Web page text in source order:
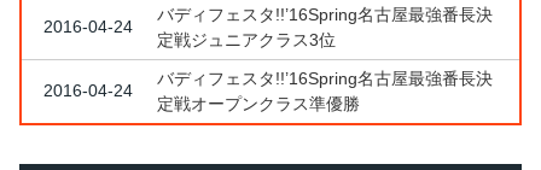
2016-04-24
バディフェスタ!!’16Spring名古屋最強番長決
定戦ジュニアクラス3位
2016-04-24
バディフェスタ!!’16Spring名古屋最強番長決
定戦オープンクラス準優勝